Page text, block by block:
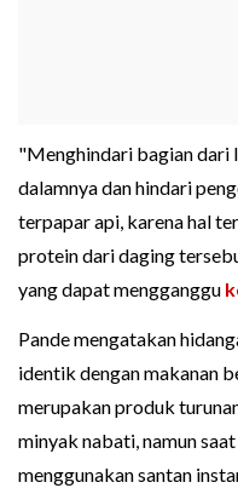
"Menghindari bagian dari
dalamnya dan hindari
terpapar api, karena hal
protein dari daging
yang dapat mengganggu
Pande mengatakan
identik dengan makanan
merupakan produk
minyak nabati, namun
menggunakan santan